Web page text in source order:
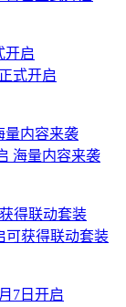
式开启
海量内容来袭
可获得联动套装